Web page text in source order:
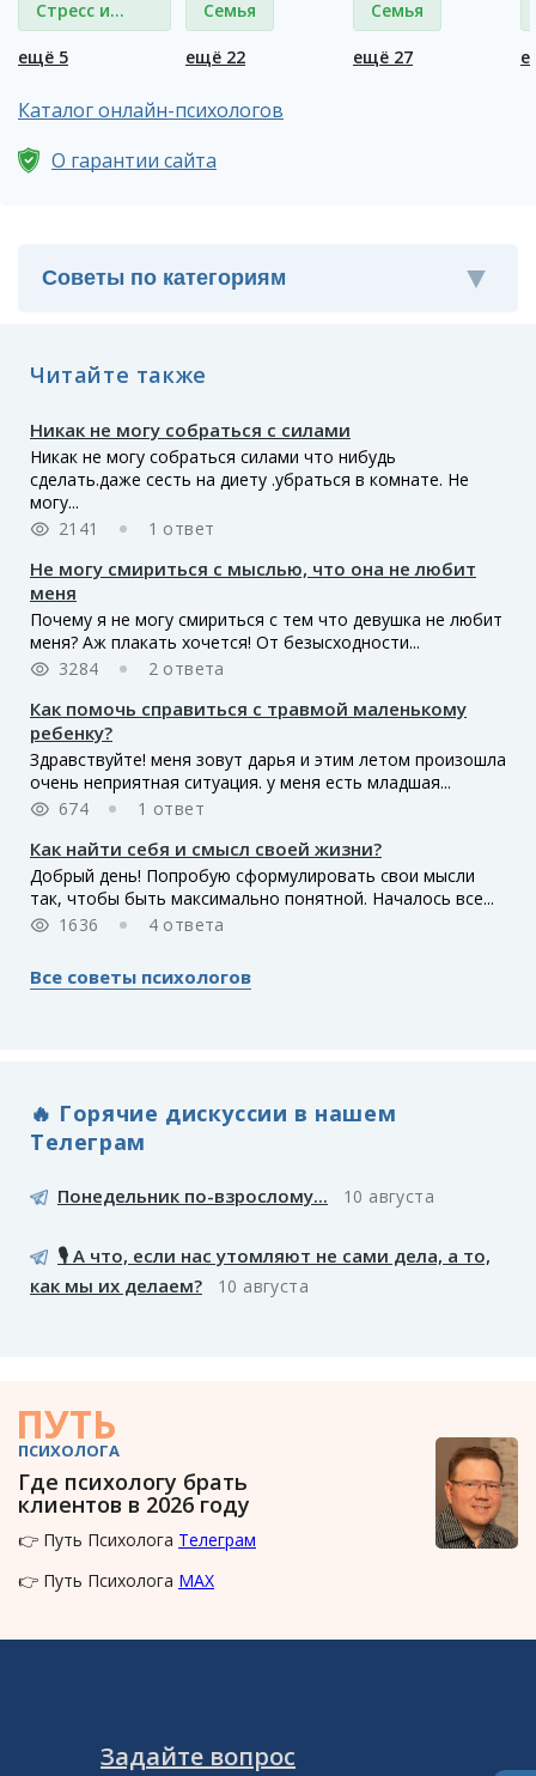
Стресс и
депрессия
ещё 5
Семья
ещё 22
Семья
ещё 27
Каталог онлайн-психологов
О гарантии сайта
Читайте также
Никак не могу собраться с силами
Никак не могу собраться силами что нибудь
сделать.даже сесть на диету .убраться в комнате. Не
могу...
2141
1 ответ
Не могу смириться с мыслью, что она не любит
меня
Почему я не могу смириться с тем что девушка не любит
меня? Аж плакать хочется! От безысходности...
3284
2 ответа
Как помочь справиться с травмой маленькому
ребенку?
Здравствуйте! меня зовут дарья и этим летом произошла
очень неприятная ситуация. у меня есть младшая...
674
1 ответ
Как найти себя и смысл своей жизни?
Добрый день! Попробую сформулировать свои мысли
так, чтобы быть максимально понятной. Началось все...
1636
4 ответа
Все советы психологов
🔥 Горячие дискуссии в нашем
Телеграм
Понедельник по-взрослому... 10 августа
🎙️ А что, если нас утомляют не сами дела, а то,
как мы их делаем?
10 августа
ПУТЬ
ПСИХОЛОГА
Где психологу брать
клиентов в 2026 году
👉 Путь Психолога Телеграм
👉 Путь Психолога MAX
Задайте вопрос